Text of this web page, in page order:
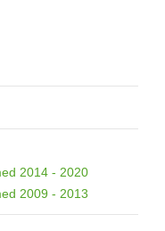
2014 - 2020
2009 - 2013